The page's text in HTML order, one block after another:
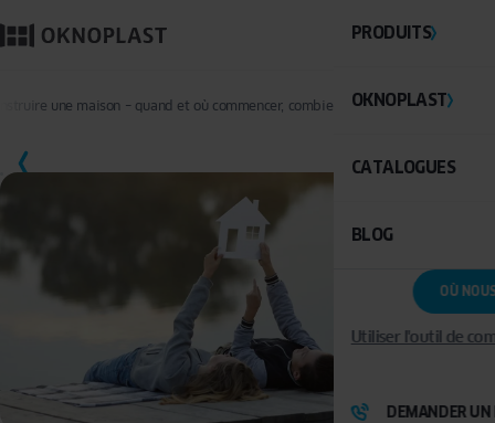
PRODUITS
OKNOPLAST
CATALOGUES
BLOG
OÙ
Utiliser l'outil de
DEMANDER UN
une maison – quand et où commencer, combien de temps cela prend-il ?
SAUVEGARDER